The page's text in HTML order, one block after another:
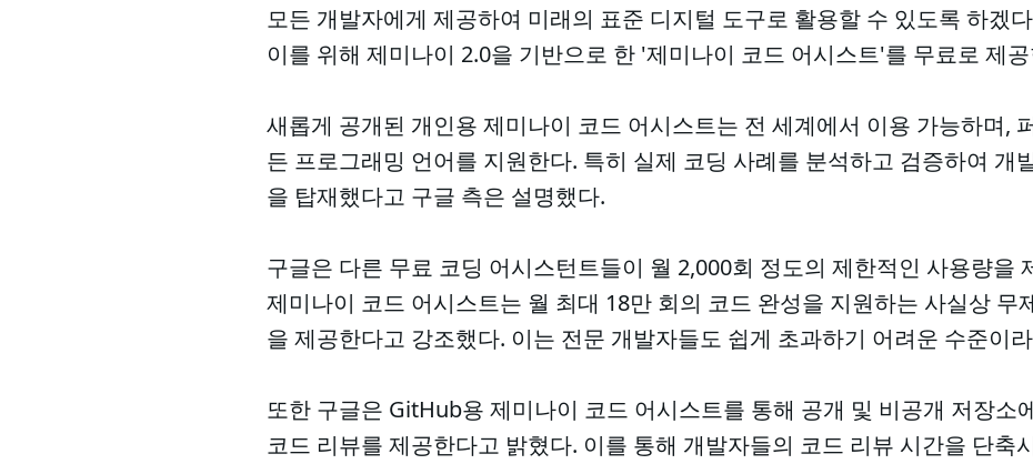
모든 개발자에게 제공하여 미래의 표준 디지털 도구로 활용할 수 있도록 하겠
이를 위해 제미나이 2.0을 기반으로 한 '제미나이 코드 어시스트'를 무료로 제
새롭게 공개된 개인용 제미나이 코드 어시스트는 전 세계에서 이용 가능하며,
든 프로그래밍 언어를 지원한다. 특히 실제 코딩 사례를 분석하고 검증하여 개
을 탑재했다고 구글 측은 설명했다.
구글은 다른 무료 코딩 어시스턴트들이 월 2,000회 정도의 제한적인 사용량을
제미나이 코드 어시스트는 월 최대 18만 회의 코드 완성을 지원하는 사실상 무
을 제공한다고 강조했다. 이는 전문 개발자들도 쉽게 초과하기 어려운 수준이
또한 구글은 GitHub용 제미나이 코드 어시스트를 통해 공개 및 비공개 저장소
코드 리뷰를 제공한다고 밝혔다. 이를 통해 개발자들의 코드 리뷰 시간을 단축